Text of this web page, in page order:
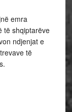
emra
të shqiptarëve
ndjenjat e
të